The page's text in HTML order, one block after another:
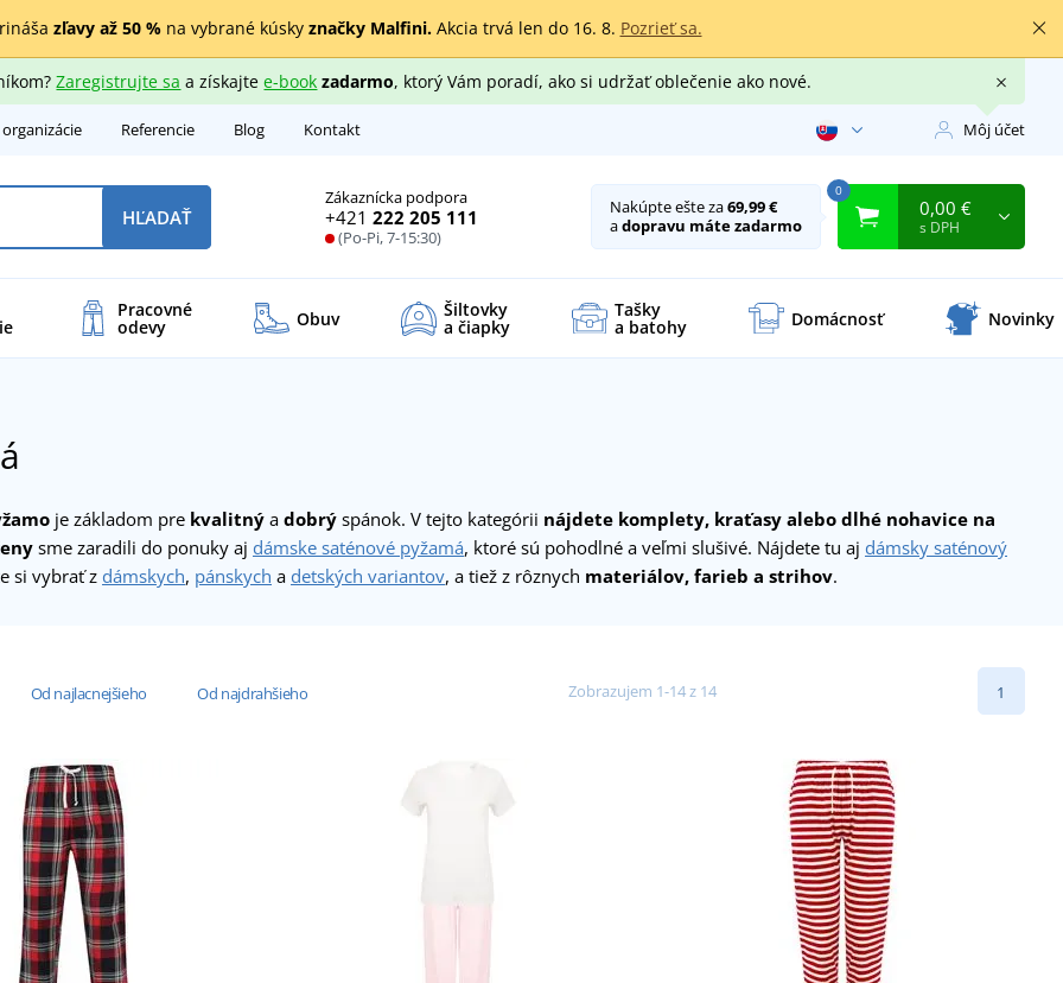
zľavy až 50 %na vybrané kúsky značky Malfini.Akcia trvá len do 16. 8. Pozrieť sa.
Zaregistrujte sa a získajtee-book zadarmo, ktorý Vám poradí, ako si udržať oblečenie ako nové.
Referencie Blog Kontakt Môj účet
Zákaznícka podpora
+421 222 205 111
(Po-Pi, 7-15:30)
HĽADAŤ Nakúpte ešte za69,99 €
adopravu máte zadarmo
0
0,00 €
s DPH
Pracovné
odevy Obuv Šiltovky
a čiapky
Tašky
a batohy Domácnosť Novinky
je základom pre kvalitný a dobrý spánok. V tejto kategórii nájdete komplety, kraťasy alebo dlhé nohavice na
sme zaradili do ponuky aj dámske saténové pyžamá, ktoré sú pohodlné a veľmi slušivé. Nájdete tu aj dámsky saténový
si vybrať z dámskych, pánskych a detských variantov, a tiež z rôznych materiálov, farieb a strihov.
Od najlacnejšieho Od najdrahšieho Zobrazujem 1-14 z 14 1